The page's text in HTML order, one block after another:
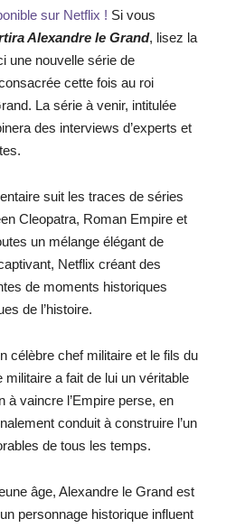
sur Netflix ! Si vous
Alexandre le Grand, lisez la
une nouvelle série de
cette fois au roi
La série à venir, intitulée
des interviews d’experts et
suit les traces de séries
Cleopatra, Roman Empire et
un mélange élégant de
Netflix créant des
de moments historiques
de l’histoire.
célèbre chef militaire et le fils du
a fait de lui un véritable
vaincre l’Empire perse, en
conduit à construire l’un
de tous les temps.
âge, Alexandre le Grand est
personnage historique influent